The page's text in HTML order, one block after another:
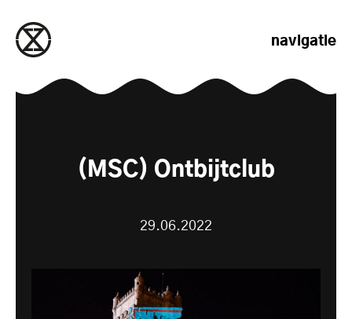
navigatie
(MSC) Ontbijtclub
29.06.2022